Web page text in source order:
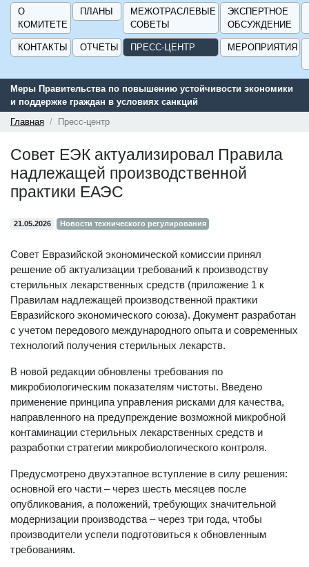
О
КОМИТЕТЕ
ПЛАНЫ
МЕЖОТРАСЛЕВЫЕ
СОВЕТЫ
ЭКСПЕРТНОЕ
ОБСУЖДЕНИЕ
КОНТАКТЫ ОТЧЕТЫ ПРЕСС-ЦЕНТР МЕРОПРИЯТИЯ
Меры Правительства по повышению устойчивости экономики
и поддержке граждан в условиях санкций
Главная
Пресс-центр
Совет ЕЭК актуализировал Правила
надлежащей производственной
практики ЕАЭС
21.05.2026 Новости технического регулирования
Совет Евразийской экономической комиссии принял
решение об актуализации требований к производству
стерильных лекарственных средств (приложение 1 к
Правилам надлежащей производственной практики
Евразийского экономического союза). Документ разработан
с учетом передового международного опыта и современных
технологий получения стерильных лекарств.
В новой редакции обновлены требования по
микробиологическим показателям чистоты. Введено
применение принципа управления рисками для качества,
направленного на предупреждение возможной микробной
контаминации стерильных лекарственных средств и
разработки стратегии микробиологического контроля.
Предусмотрено двухэтапное вступление в силу решения:
основной его части – через шесть месяцев после
опубликования, а положений, требующих значительной
модернизации производства – через три года, чтобы
производители успели подготовиться к обновленным
требованиям.